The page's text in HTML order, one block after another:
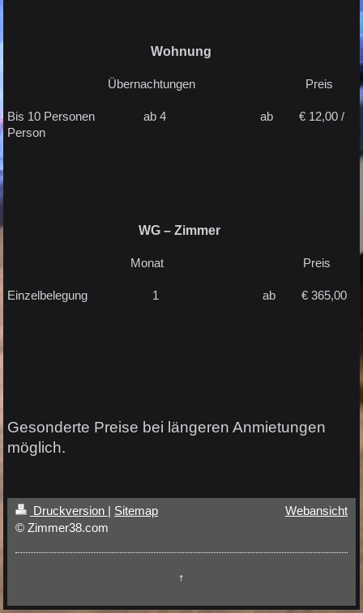
Wohnung
Übernachtungen Preis
Bis 10 Personen ab 4 ab € 12,00 /
Person
WG – Zimmer
Monat Preis
Einzelbelegung 1 ab € 365,00
Gesonderte Preise bei längeren Anmietungen
möglich.
Druckversion | Sitemap
© Zimmer38.com
Webansicht
↑